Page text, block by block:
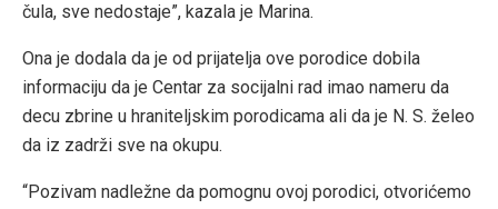
čula, sve nedostaje”, kazala je Marina.
Ona je dodala da je od prijatelja ove porodice dobila
informaciju da je Centar za socijalni rad imao nameru da
decu zbrine u hraniteljskim porodicama ali da je N. S. želeo
da iz zadrži sve na okupu.
“Pozivam nadležne da pomognu ovoj porodici, otvorićemo